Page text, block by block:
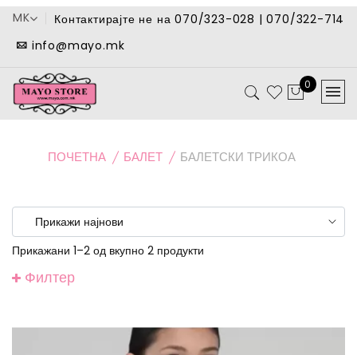
MK
Контактирајте не на 070/323-028 | 070/322-714
info@mayo.mk
0
ПОЧЕТНА БАЛЕТ БАЛЕТСКИ ТРИКОА
Прикажани 1–2 од вкупно 2 продукти
Филтер